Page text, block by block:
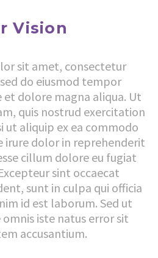
Vision
sit amet, consectetur
do eiusmod tempor
dolore magna aliqua. Ut
quis nostrud exercitation
ut aliquip ex ea commodo
irure dolor in reprehenderit
cillum dolore eu fugiat
sint occaecat
sunt in culpa qui officia
id est laborum. Sed ut
iste natus error sit
accusantium.